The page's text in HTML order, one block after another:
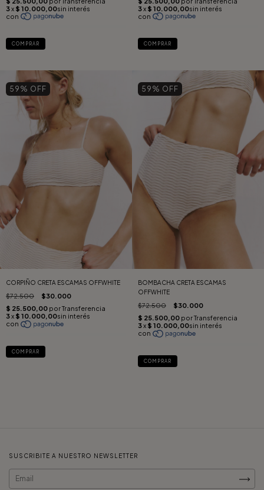
COMPRAR COMPRAR
59 % OFF
CORPIÑO CRETA ESCAMAS OFFWHITE
$72.500 $30.000
COMPRAR
59 % OFF
BOMBACHA CRETA ESCAMAS
OFFWHITE
$72.500 $30.000
COMPRAR
SUSCRIBITE A NUESTRO NEWSLETTER